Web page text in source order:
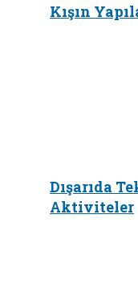
Kışın
Dışarıda
Aktiviteler